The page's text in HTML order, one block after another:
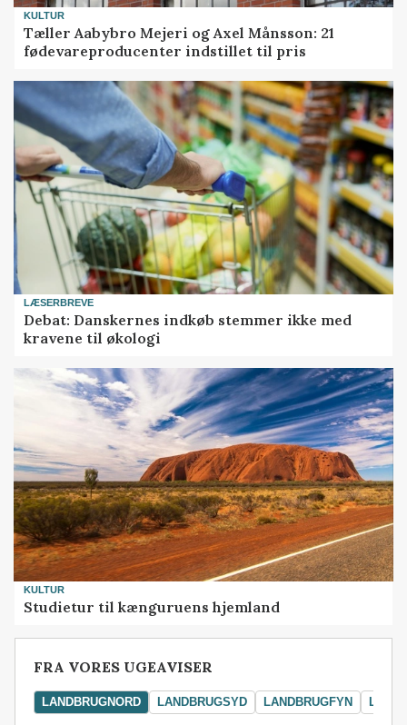
KULTUR
Tæller Aabybro Mejeri og Axel Månsson: 21
fødevareproducenter indstillet til pris
LÆSERBREVE
Debat: Danskernes indkøb stemmer ikke med
kravene til økologi
KULTUR
Studietur til kænguruens hjemland
FRA VORES UGEAVISER
LANDBRUGNORD LANDBRUGSYD LANDBRUGFYN